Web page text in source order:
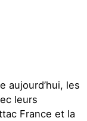
aujourd’hui, les
leurs
France et la